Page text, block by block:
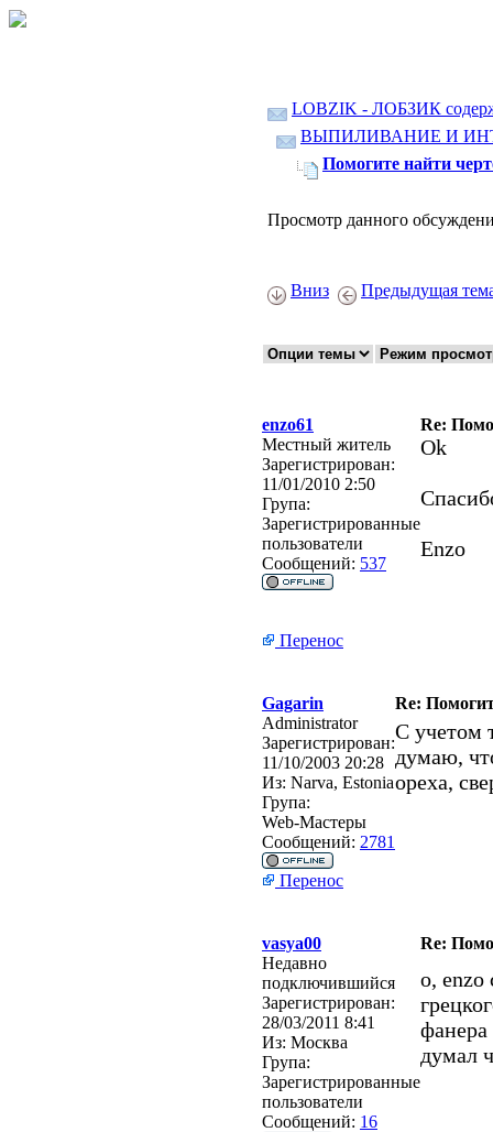
LOBZIK - ЛОБЗИК
ВЫПИЛИВАНИЕ И
Помогите найти
Просмотр данного
Вниз Предыдущая
enzo61
Re:
Местный житель
Зарегистрирован:
11/01/2010 2:50
Група:
Зарегистрированные
пользователи
Сообщений: 537
Ok
Enzo
Перенос
Gagarin
Re:
Administrator
Зарегистрирован:
11/10/2003 20:28
Из: Narva, Estonia
Група:
Web-Мастеры
Сообщений: 2781
С учетом
думаю,
ореха,
Перенос
vasya00
Re:
Недавно
подключившийся
Зарегистрирован:
28/03/2011 8:41
Из: Москва
Група:
Зарегистрированные
пользователи
Сообщений: 16
о, enzo
фанера
думал